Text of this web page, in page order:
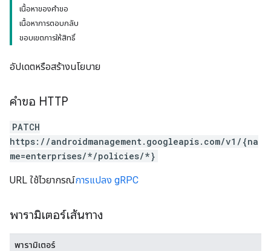
เนื้อหาของคำขอ
เนื้อหาการตอบกลับ
ขอบเขตการให้สิทธิ์
อัปเดตหรือสร้างนโยบาย
คำขอ HTTP
PATCH
https://androidmanagement.googleapis.com/v1/{na
me=enterprises/*/policies/*}
URL ใช้ไวยากรณ์การแปลง gRPC
พารามิเตอร์เส้นทาง
พารามิเตอร์